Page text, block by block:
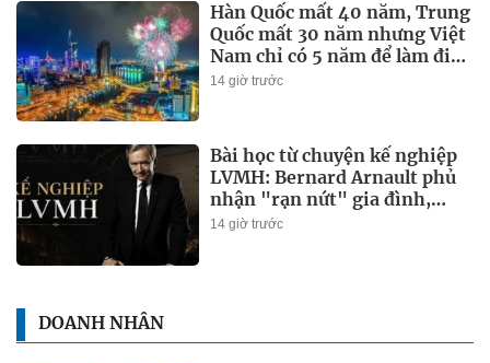
Hàn Quốc mất 40 năm, Trung
Quốc mất 30 năm nhưng Việt
Nam chỉ có 5 năm để làm điều
này
14 giờ trước
Bài học từ chuyện kế nghiệp
LVMH: Bernard Arnault phủ
nhận "rạn nứt" gia đình,
nhưng báo cáo tài chính của
14 giờ trước
DOANH NHÂN